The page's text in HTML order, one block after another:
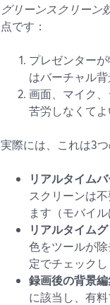
グリーンスクリーン
点です：
プレゼンター
はバーチャル
画面、マイク
苦労しなくてよ
実際には、これは3
リアルタイム
スクリーンは
ます（モバイル
リアルタイム
色をツールが
定でチェックし
録画後の背景編
に該当し、有料